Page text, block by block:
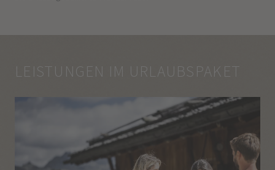
LEISTUNGEN IM URLAUBSPAKET